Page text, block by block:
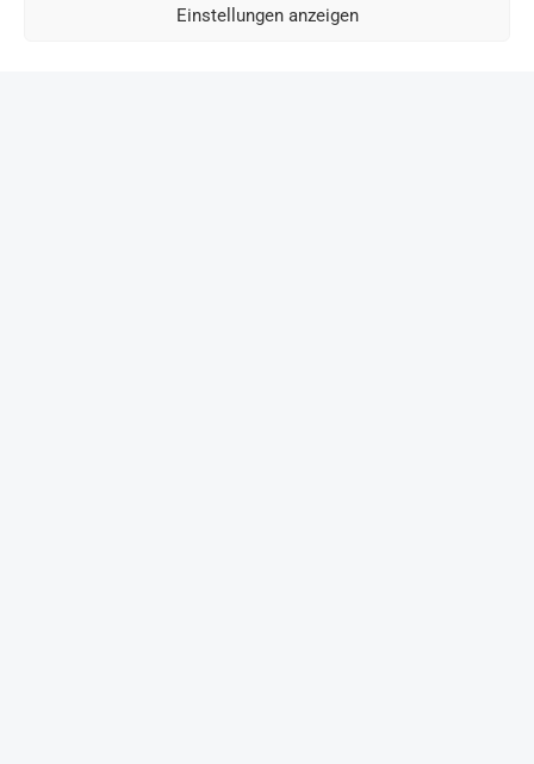
Einstellungen anzeigen